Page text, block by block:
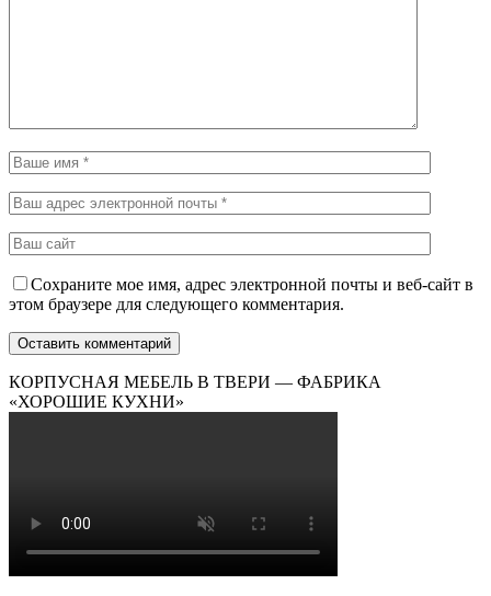
Сохраните мое имя, адрес электронной почты и веб-сайт в
этом браузере для следующего комментария.
КОРПУСНАЯ МЕБЕЛЬ В ТВЕРИ — ФАБРИКА
«ХОРОШИЕ КУХНИ»